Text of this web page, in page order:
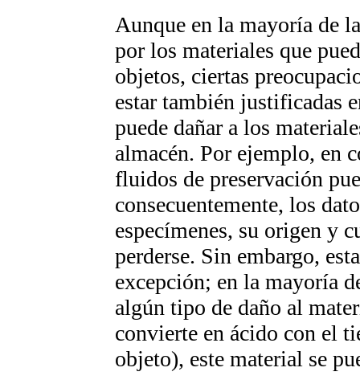
Aunque en la mayoría de
por los materiales que
objetos, ciertas
estar también justificadas
puede dañar a los
almacén. Por ejemplo, en
fluidos de preservación
consecuentemente, los
especímenes, su origen y
perderse. Sin embargo,
excepción; en la mayoría
algún tipo de daño al
convierte en ácido con el
objeto), este material se